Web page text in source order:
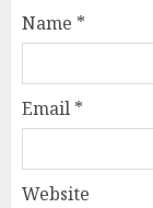
Name *
Email *
Website